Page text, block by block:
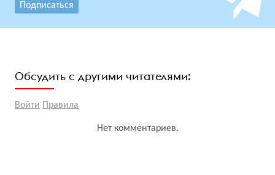
Подписаться
Обсудить с другими читателями:
Войти Правила
Нет комментариев.